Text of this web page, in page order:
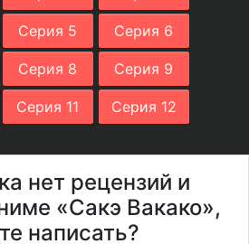
Серия 5 Серия 6
Серия 8 Серия 9
Серия 11 Серия 12
нет рецензий и
«Сакэ Вакако»,
написать?